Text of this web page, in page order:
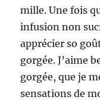
mille. Une fois
infusion non
apprécier so
gorgée. J’aime
gorgée, que je
sensations de